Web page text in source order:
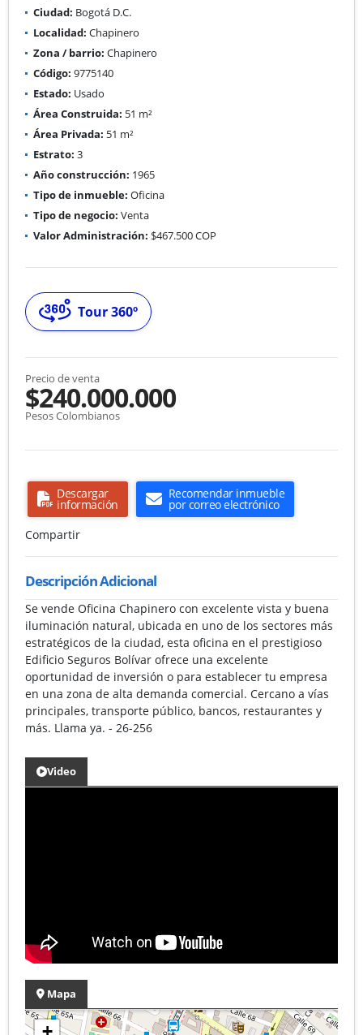
Ciudad: Bogotá D.C.
Localidad: Chapinero
Zona / barrio: Chapinero
Código: 9775140
Estado: Usado
Área Construida: 51 m²
Área Privada: 51 m²
Estrato: 3
Año construcción: 1965
Tipo de inmueble: Oficina
Tipo de negocio: Venta
Valor Administración: $467.500 COP
Tour 360º
Precio de venta
$240.000.000
Pesos Colombianos
Descargar
información
Recomendar inmueble
por correo electrónico
Compartir
Descripción Adicional
Se vende Oficina Chapinero con excelente vista y buena
iluminación natural, ubicada en uno de los sectores más
estratégicos de la ciudad, esta oficina en el prestigioso
Edificio Seguros Bolívar ofrece una excelente
oportunidad de inversión o para establecer tu empresa
en una zona de alta demanda comercial. Cercano a vías
principales, transporte público, bancos, restaurantes y
más. Llama ya. - 26-256
Video
Mapa